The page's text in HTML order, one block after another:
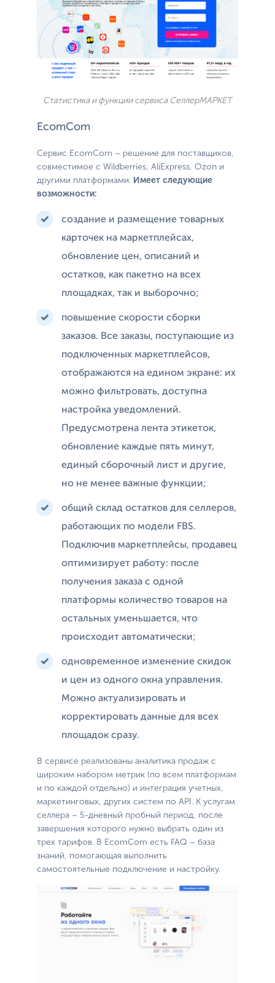
Статистика и функции сервиса СеллерМАРКЕТ
EcomCom
Сервис EcomCom – решение для поставщиков,
совместимое с Wildberries, AliExpress, Ozon и
другими платформами. Имеет следующие
возможности:
создание и размещение товарных
карточек на маркетплейсах,
обновление цен, описаний и
остатков, как пакетно на всех
площадках, так и выборочно;
повышение скорости сборки
заказов. Все заказы, поступающие из
подключенных маркетплейсов,
отображаются на едином экране: их
можно фильтровать, доступна
настройка уведомлений.
Предусмотрена лента этикеток,
обновление каждые пять минут,
единый сборочный лист и другие,
но не менее важные функции;
общий склад остатков для селлеров,
работающих по модели FBS.
Подключив маркетплейсы, продавец
оптимизирует работу: после
получения заказа с одной
платформы количество товаров на
остальных уменьшается, что
происходит автоматически;
одновременное изменение скидок
и цен из одного окна управления.
Можно актуализировать и
корректировать данные для всех
площадок сразу.
В сервисе реализованы аналитика продаж с
широким набором метрик (по всем платформам
и по каждой отдельно) и интеграция учетных,
маркетинговых, других систем по API. К услугам
селлера – 5-дневный пробный период, после
завершения которого нужно выбрать один из
трех тарифов. В EcomCom есть FAQ – база
знаний, помогающая выполнить
самостоятельные подключение и настройку.